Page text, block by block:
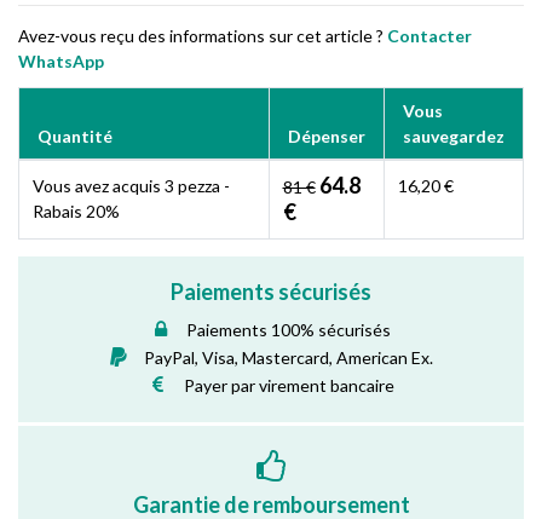
Avez-vous reçu des informations sur cet article ? Contacter
WhatsApp
Quantité Dépenser
Vous
sauvegardez
Vous avez acquis 3 pezza -
Rabais 20%
81 € 64.8
€
16,20 €
Paiements sécurisés
Paiements 100% sécurisés
PayPal, Visa, Mastercard, American Ex.
Payer par virement bancaire
Garantie de remboursement